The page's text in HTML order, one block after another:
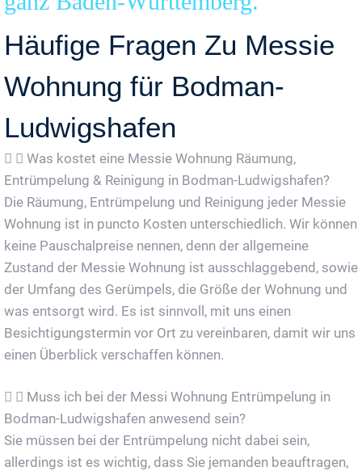
Häufige Fragen Zu Messie
Wohnung für Bodman-
Ludwigshafen
Was kostet eine Messie Wohnung Räumung,
Entrümpelung & Reinigung in Bodman-Ludwigshafen?
Die Räumung, Entrümpelung und Reinigung jeder Messie
Wohnung ist in puncto Kosten unterschiedlich. Wir können
keine Pauschalpreise nennen, denn der allgemeine
Zustand der Messie Wohnung ist ausschlaggebend, sowie
der Umfang des Gerümpels, die Größe der Wohnung und
was entsorgt wird. Es ist sinnvoll, mit uns einen
Besichtigungstermin vor Ort zu vereinbaren, damit wir uns
einen Überblick verschaffen können.
Muss ich bei der Messi Wohnung Entrümpelung in
Bodman-Ludwigshafen anwesend sein?
Sie müssen bei der Entrümpelung nicht dabei sein,
allerdings ist es wichtig, dass Sie jemanden beauftragen,